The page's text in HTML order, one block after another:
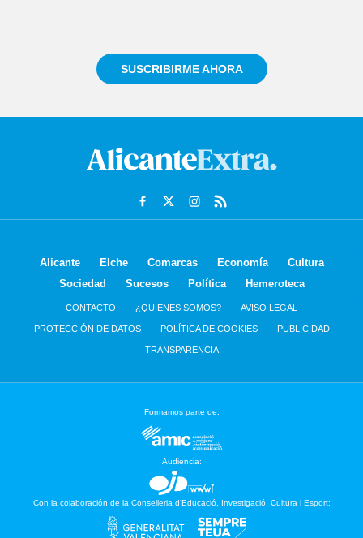
SUSCRIBIRME AHORA
Alicante Elche Comarcas Economía
Cultura
Sociedad
Sucesos Política Hemeroteca
CONTACTO ¿QUIENES SOMOS? AVISO LEGAL
PROTECCIÓN DE DATOS POLÍTICA DE COOKIES PUBLICIDAD
TRANSPARENCIA
Formamos parte de:
Audiencia:
Con la colaboración de la Conselleria d’Educació, Investigació, Cultura i Esport: